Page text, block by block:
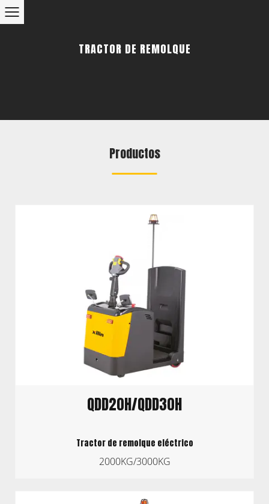
TRACTOR DE REMOLQUE
Productos
QDD20H/QDD30H
Tractor de remolque eléctrico
2000KG/3000KG